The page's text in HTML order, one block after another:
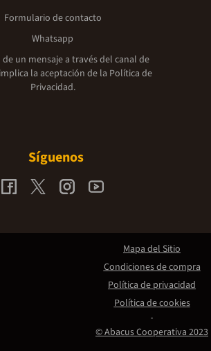
Formulario de contacto
Whatsapp
de un mensaje a través del canal de
la aceptación de la Política de
Privacidad.
Síguenos
© Abacus Cooperativa 2023
Mapa del Sitio
Condiciones de compra
Política de privacidad
Política de cookies